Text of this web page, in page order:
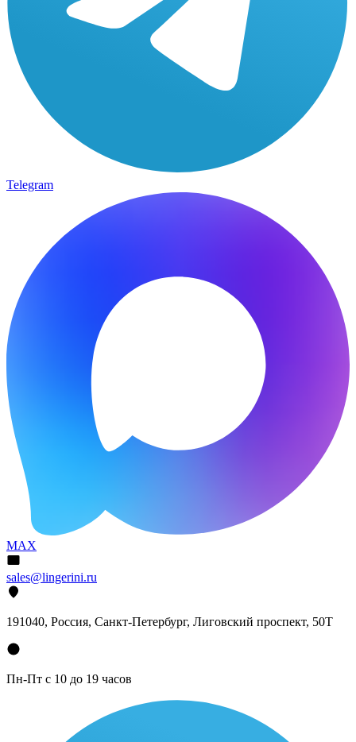
Telegram
MAX
sales@lingerini.ru
191040, Россия, Санкт-Петербург, Лиговский проспект, 50Т
Пн-Пт с 10 до 19 часов